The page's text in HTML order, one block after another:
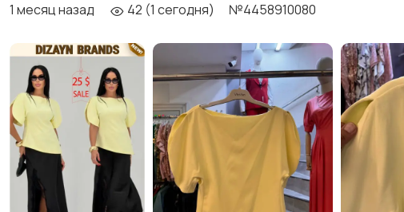
1 месяц назад 42 (1 сегодня) №4458910080